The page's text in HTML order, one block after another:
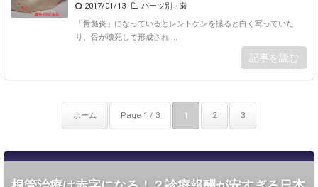
2017/01/13
パーツ別 - 歯
「骨髄炎」になっているとレントゲンを撮ると白く写っていた
り、骨が壊死して形成され ...
記事を読む
ホーム Page 1 / 3 1 2 3